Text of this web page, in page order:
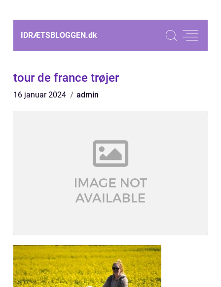
IDRÆTSBLOGGEN.dk
tour de france trøjer
16 januar 2024 admin